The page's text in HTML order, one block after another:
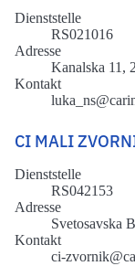
Dienststelle
RS021016
Adresse
Kanalska 11,
Kontakt
CI MALI
Dienststelle
RS042153
Adresse
Svetosavska
Kontakt
ci-